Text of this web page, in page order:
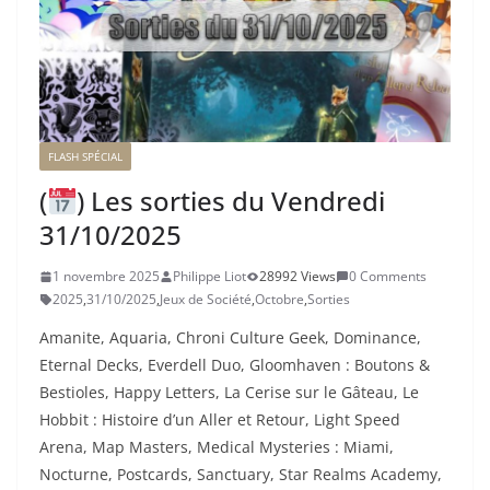
FLASH SPÉCIAL
(
) Les sorties du Vendredi
31/10/2025
1 novembre 2025 Philippe Liot 28992 Views
0 Comments
2025,31/10/2025,Jeux de Société,Octobre,Sorties
Amanite, Aquaria, Chroni Culture Geek, Dominance,
Eternal Decks, Everdell Duo, Gloomhaven : Boutons &
Bestioles, Happy Letters, La Cerise sur le Gâteau, Le
Hobbit : Histoire d’un Aller et Retour, Light Speed
Arena, Map Masters, Medical Mysteries : Miami,
Nocturne, Postcards, Sanctuary, Star Realms Academy,